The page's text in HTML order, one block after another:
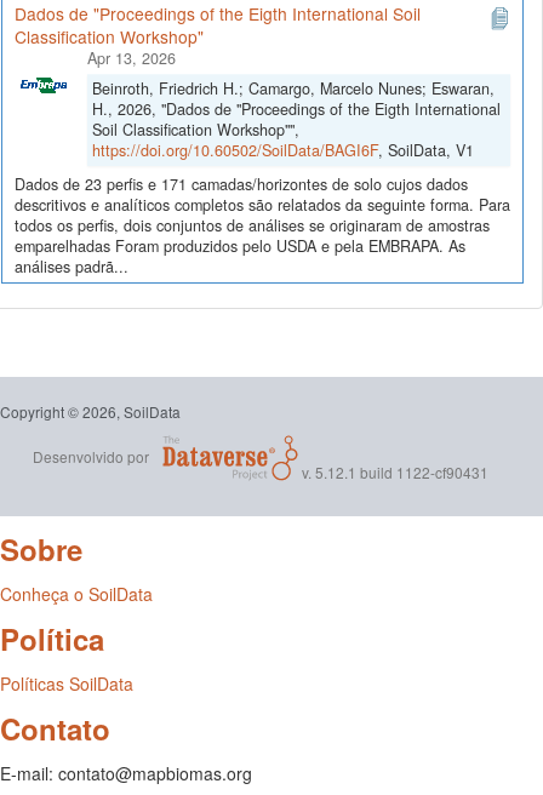
Dados de "Proceedings of the Eigth International Soil
Classification Workshop"
Apr 13, 2026
Beinroth, Friedrich H.; Camargo, Marcelo Nunes; Eswaran,
H., 2026, "Dados de "Proceedings of the Eigth International
Soil Classification Workshop"",
https://doi.org/10.60502/SoilData/BAGI6F, SoilData, V1
Dados de 23 perfis e 171 camadas/horizontes de solo cujos dados
descritivos e analíticos completos são relatados da seguinte forma. Para
todos os perfis, dois conjuntos de análises se originaram de amostras
emparelhadas Foram produzidos pelo USDA e pela EMBRAPA. As
análises padrã...
Copyright © 2026, SoilData
Desenvolvido por
v. 5.12.1 build 1122-cf90431
Sobre
Conheça o SoilData
Política
Políticas SoilData
Contato
E-mail: contato@mapbiomas.org